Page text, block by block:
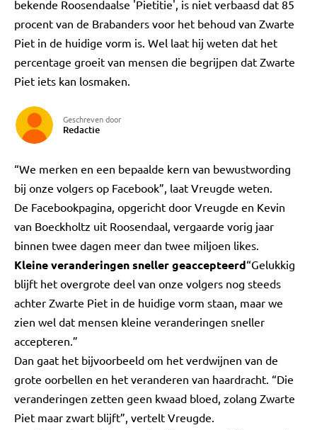
bekende Roosendaalse 'Pietitie', is niet verbaasd dat 85
procent van de Brabanders voor het behoud van Zwarte
Piet in de huidige vorm is. Wel laat hij weten dat het
percentage groeit van mensen die begrijpen dat Zwarte
Piet iets kan losmaken.
Geschreven door
Redactie
“We merken en een bepaalde kern van bewustwording
bij onze volgers op Facebook”, laat Vreugde weten.
De Facebookpagina, opgericht door Vreugde en Kevin
van Boeckholtz uit Roosendaal, vergaarde vorig jaar
binnen twee dagen meer dan twee miljoen likes.
Kleine veranderingen sneller geaccepteerd“Gelukkig
blijft het overgrote deel van onze volgers nog steeds
achter Zwarte Piet in de huidige vorm staan, maar we
zien wel dat mensen kleine veranderingen sneller
accepteren.”
Dan gaat het bijvoorbeeld om het verdwijnen van de
grote oorbellen en het veranderen van haardracht. “Die
veranderingen zetten geen kwaad bloed, zolang Zwarte
Piet maar zwart blijft”, vertelt Vreugde.